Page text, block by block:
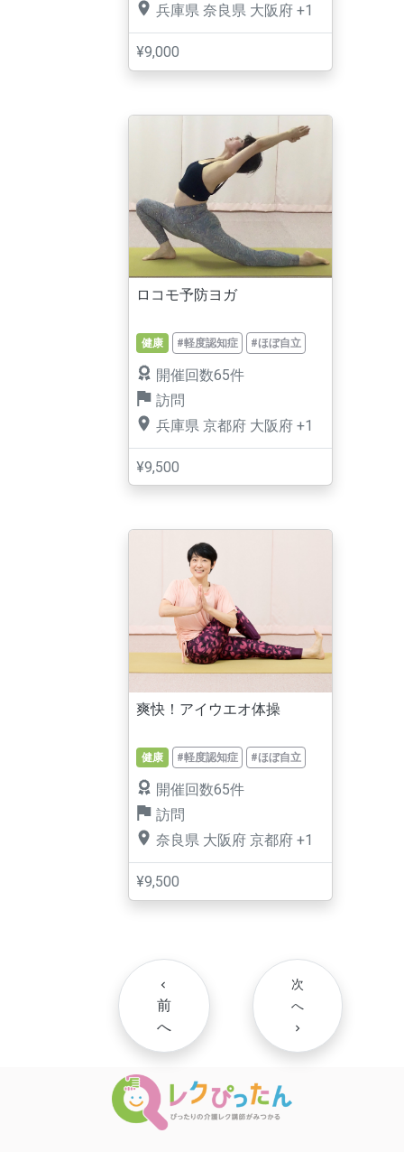
兵庫県 奈良県 大阪府 +1
¥9,000
ロコモ予防ヨガ
健康 #軽度認知症 #ほぼ自立
開催回数65件
訪問
兵庫県 京都府 大阪府 +1
¥9,500
爽快！アイウエオ体操
健康 #軽度認知症 #ほぼ自立
開催回数65件
訪問
奈良県 大阪府 京都府 +1
¥9,500
navigate_before
前
へ
次
へ
navigate_next